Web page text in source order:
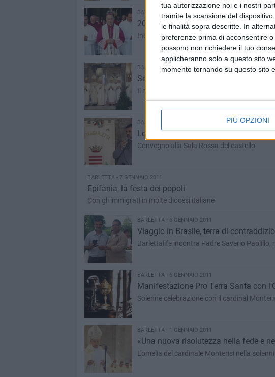
tua autorizzazione noi e i nostri
tramite la scansione del
le finalità sopra descritte. In
preferenze prima di acconsentire
possono non richiedere il tuo
applicheranno solo a questo sito
momento tornando su questo sito
PIÙ OPZIONI
BAT - 25 GENNAIO 2011
20° anniversario dell'ordinazione
Inoltre sono stati nominati diaconi tre
BARLETTA - 16 GENNAIO 2011
Settimana di preghiera per l'unità dei
Il messaggio dell'arcivescovo Pichierri
BARLETTA - 15 GENNAIO 2011
Legalità e diritti umani, interviene
Convegno alla Sala Rossa del castello
BARLETTA - 7 GENNAIO 2011
Epifania, la festa dei popoli
Con gli immigrati in molte diocesi italiane
BARLETTA - 6 GENNAIO 2011
Viaggio in Brasile, terra di
Barlettalife incontra Padre Saverio
BARLETTA - 6 GENNAIO 2011
Manifestazione Pro Terra Santa con
Solenne celebrazione con il cardinal
BARLETTA - 1 GENNAIO 2011
«Una nuova risolutezza nella fede e
L'omelia del cardinale Monterisi nella